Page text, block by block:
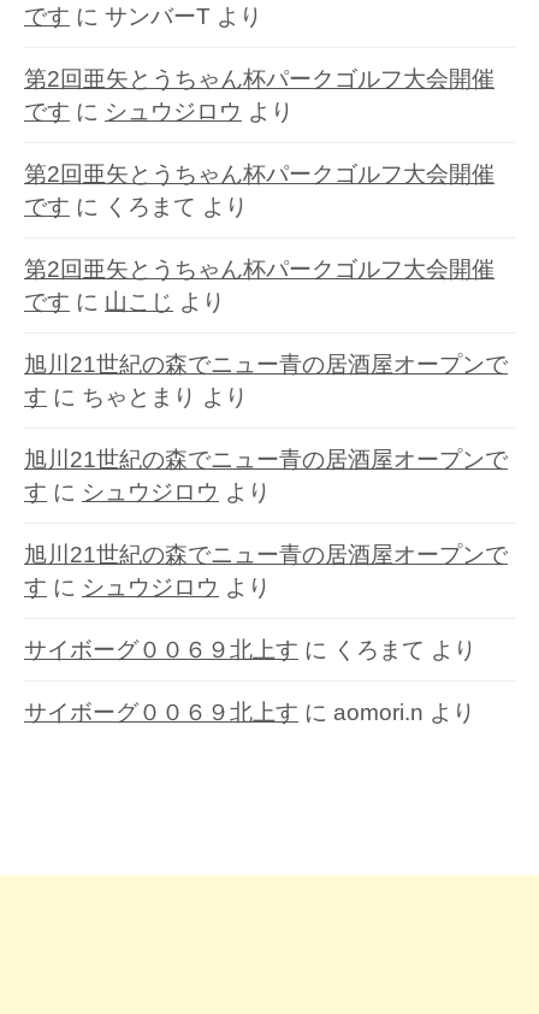
です に サンバーT より
第2回亜矢とうちゃん杯パークゴルフ大会開催
です に シュウジロウ より
第2回亜矢とうちゃん杯パークゴルフ大会開催
です に くろまて より
第2回亜矢とうちゃん杯パークゴルフ大会開催
です に 山こじ より
旭川21世紀の森でニュー青の居酒屋オープンで
す に ちゃとまり より
旭川21世紀の森でニュー青の居酒屋オープンで
す に シュウジロウ より
旭川21世紀の森でニュー青の居酒屋オープンで
す に シュウジロウ より
サイボーグ００６９北上す に くろまて より
サイボーグ００６９北上す に aomori.n より